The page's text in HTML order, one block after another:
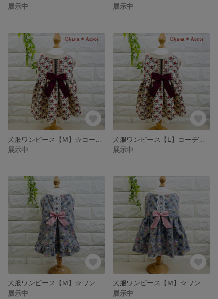
展示中
展示中
展示中
展示中
展示中
展示中